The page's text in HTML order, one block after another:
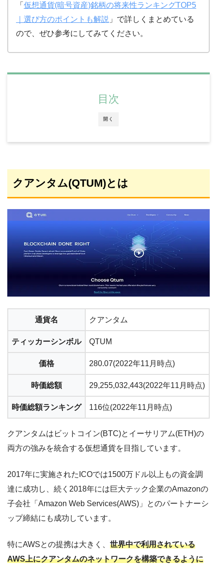
「 仮想通貨(暗号資産)銘柄の将来性ランキングTOP5
｜選び方のポイントも解説 」で詳しくまとめている
ので、ぜひ参考にしてみてください。
開く
目次
クアンタム(QTUM)とは
通貨名 クアンタム
ティッカーシンボル QTUM
価格 280.07(2022年11月時点)
時価総額 29,255,032,443(2022年11月時点)
時価総額ランキング 116位(2022年11月時点)
クアンタムはビットコイン(BTC)とイーサリアム(ETH)の
両方の強みを統合する仮想通貨を目指しています。
2017年に実施されたICOでは1500万ドル以上もの資金調
達に成功し、続く2018年には巨大テック企業のAmazonの
子会社「Amazon Web Services(AWS)」とのパートナーシ
ップ締結にも成功しています。
特にAWSとの提携は大きく、 世界中で利用されている
AWS上にクアンタムのネットワークを構築できるように